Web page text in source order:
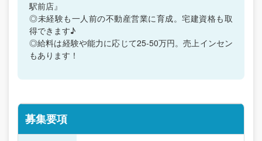
駅前店』
◎未経験も一人前の不動産営業に育成。宅建資格も取
得できます♪
◎給料は経験や能力に応じて25-50万円。売上インセン
もあります！
募集要項